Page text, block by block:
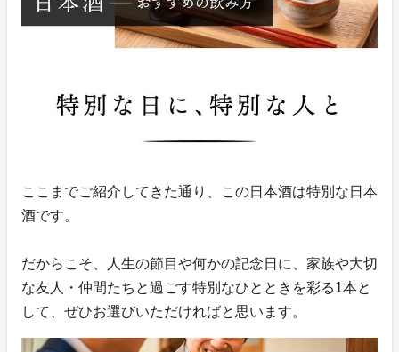
ここまでご紹介してきた通り、この日本酒は特別な日本
酒です。
だからこそ、人生の節目や何かの記念日に、家族や大切
な友人・仲間たちと過ごす特別なひとときを彩る1本と
して、ぜひお選びいただければと思います。